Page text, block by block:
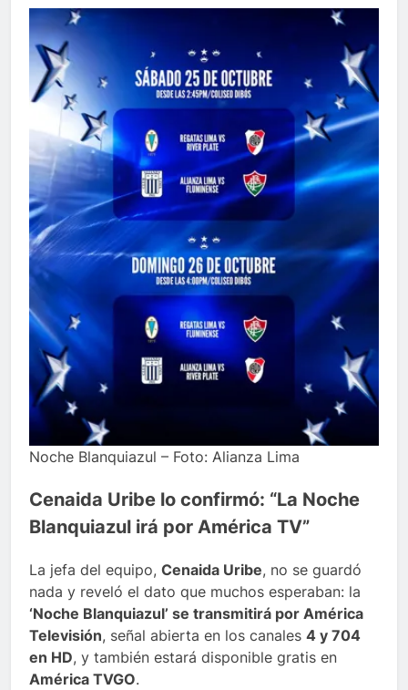
Noche Blanquiazul – Foto: Alianza Lima
Cenaida Uribe lo confirmó: “La Noche
Blanquiazul irá por América TV”
La jefa del equipo, Cenaida Uribe, no se guardó
nada y reveló el dato que muchos esperaban: la
‘Noche Blanquiazul’ se transmitirá por América
Televisión, señal abierta en los canales 4 y 704
en HD, y también estará disponible gratis en
América TVGO.